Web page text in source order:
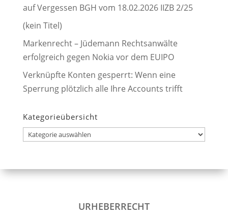
auf Vergessen BGH vom 18.02.2026 IIZB 2/25
(kein Titel)
Markenrecht – Jüdemann Rechtsanwälte
erfolgreich gegen Nokia vor dem EUIPO
Verknüpfte Konten gesperrt: Wenn eine
Sperrung plötzlich alle Ihre Accounts trifft
Kategorieübersicht
Kategorieübersicht
URHEBERRECHT